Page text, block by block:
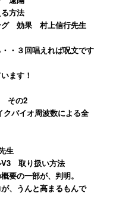
方法
効果 村上信行先生
・３回唱えれば呪文です
ます！
その2
クバイオ周波数による全
生
V3 取り扱い方法
要の一部が、判明。
、うんと高まるもんで